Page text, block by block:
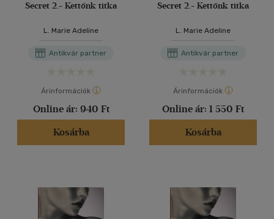
Secret 2.- Kettőnk titka
L. Marie Adeline
Antikvár partner
Árinformációk
Online ár: 940 Ft
Kosárba
Secret 2.- Kettőnk titka
L. Marie Adeline
Antikvár partner
Árinformációk
Online ár: 1 550 Ft
Kosárba